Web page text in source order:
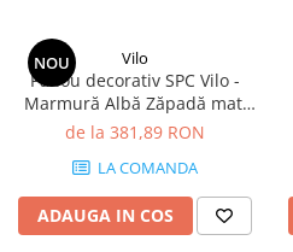
NOU Vilo
Panou decorativ SPC Vilo -
Marmură Albă Zăpadă mat,
600×300×4 mm, 2.34 mp/cutie
de la 381,89 RON
LA COMANDA
ADAUGA IN COS